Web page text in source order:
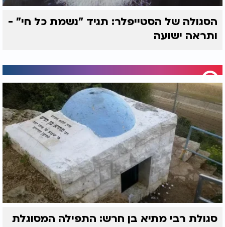
הסגולה של הסטייפלר: תגיד "נשמת כל חי" -
ותראה ישועה
סגולת רבי מתיא בן חרש: התפילה המסוגלת